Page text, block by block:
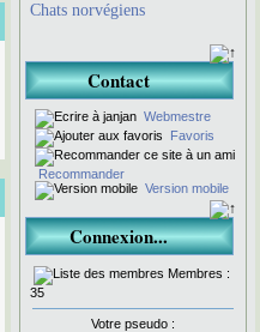
Chats norvégiens
Contact
Webmestre
Favoris
Recommander
Version mobile
Connexion...
Membres :
35
Votre pseudo :